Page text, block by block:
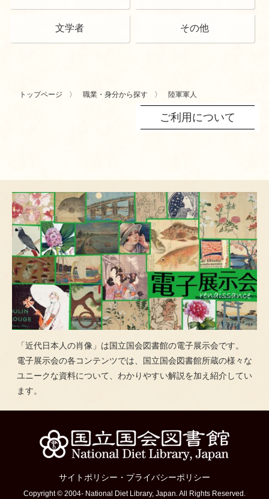
文学者 その他
トップページ 職業・身分から探す 陸軍軍人
ご利用について
「近代日本人の肖像」は国立国会図書館の電子展示会です。
電子展示会の各コンテンツでは、国立国会図書館所蔵の様々な
ユニークな資料について、わかりやすい解説を加え紹介してい
ます。
サイトポリシー ・ プライバシーポリシー
Copyright © 2004- National Diet Library, Japan. All Rights Reserved.